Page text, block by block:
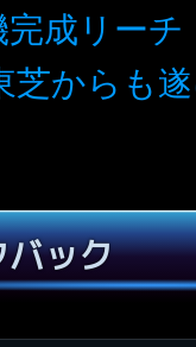
成リーチ
芝からも
ック